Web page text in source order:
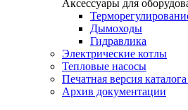
Аксессуары для
Дымоходы
Гидравлика
Электрические котлы
Тепловые насосы
Печатная версия
Архив документации